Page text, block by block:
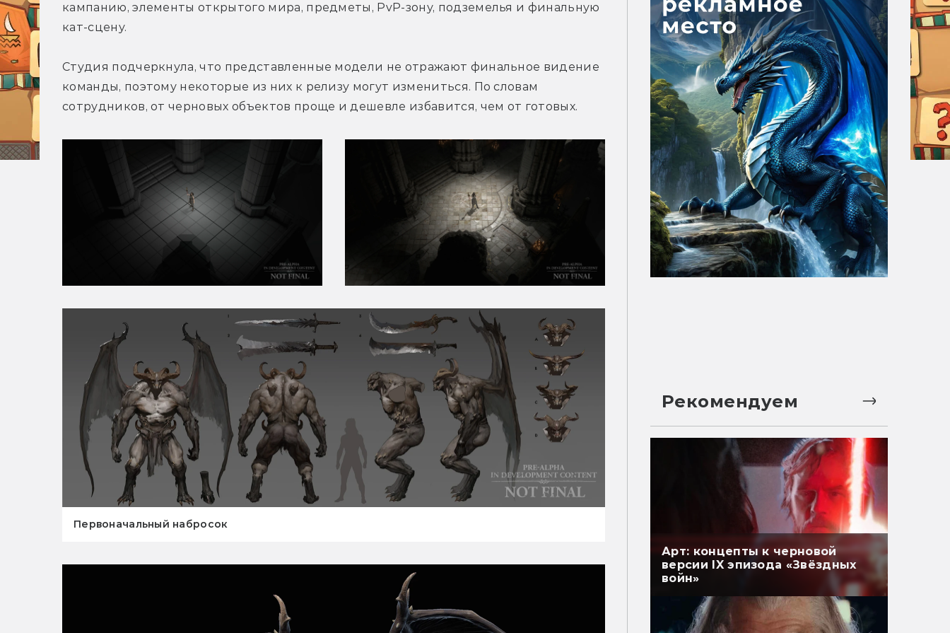
кампанию, элементы открытого мира, предметы, PvP-зону, подземелья и финальную
кат-сцену.
Студия подчеркнула, что представленные модели не отражают финальное видение
команды, поэтому некоторые из них к релизу могут измениться. По словам
сотрудников, от черновых объектов проще и дешевле избавится, чем от готовых.
Первоначальный набросок
Рекомендуем
Арт: концепты к черновой
версии IX эпизода «Звёздных
войн»